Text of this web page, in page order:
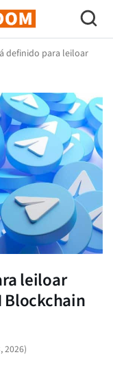
definido para leiloar
leiloar
Blockchain
2026)